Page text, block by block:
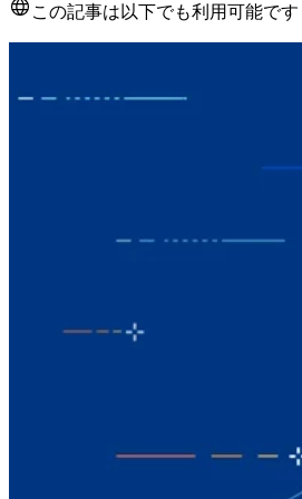
この記事は以下でも利用可能です